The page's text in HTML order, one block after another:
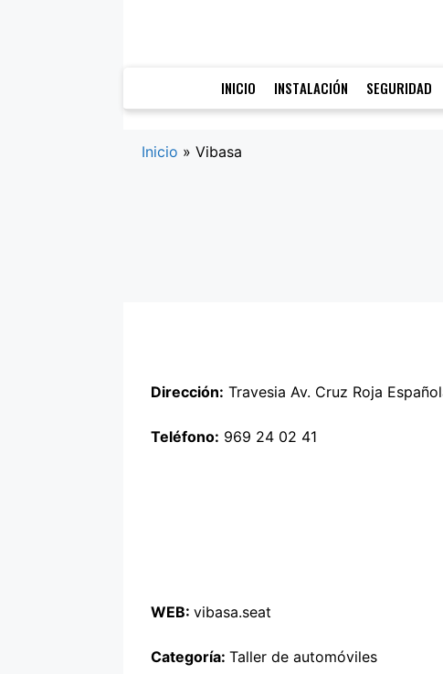
INICIO INSTALACIÓN SEGURIDAD
Inicio » Vibasa
Dirección: Travesia Av. Cruz Roja
Teléfono: 969 24 02 41
WEB: vibasa.seat
Categoría: Taller de automóviles